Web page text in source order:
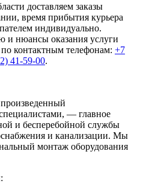
доставляем заказы
время прибытия курьера
индивидуально.
и нюансы оказания услуги
контактным телефонам: +7
41-59-00.
— главное
и бесперебойной службы
и канализации. Мы
монтаж оборудования